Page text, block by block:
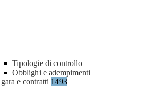
Tipologie di controllo
Obblighi e adempimenti
e contratti 1493